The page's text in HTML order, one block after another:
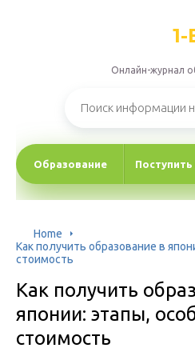
1-
Онлайн-журнал
Образование Поступить
Home
Как получить образование в
стоимость
Как получить
японии: этапы,
стоимость